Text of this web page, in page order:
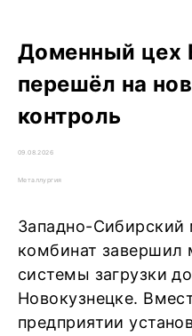
Доменный
перешёл на
контроль
09.08.2026
Металлургия
Западно-Сибирский
комбинат завершил
системы загрузки
Новокузнецке.
предприятии